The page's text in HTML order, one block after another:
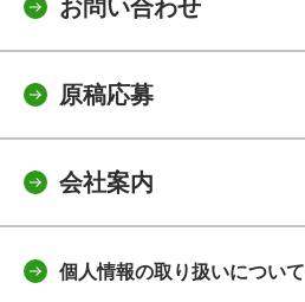
お問い合わせ
原稿応募
会社案内
個人情報の取り扱いについて